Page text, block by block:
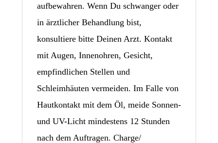
aufbewahren. Wenn Du schwanger oder
in ärztlicher Behandlung bist,
konsultiere bitte Deinen Arzt. Kontakt
mit Augen, Innenohren, Gesicht,
empfindlichen Stellen und
Schleimhäuten vermeiden. Im Falle von
Hautkontakt mit dem Öl, meide Sonnen-
und UV-Licht mindestens 12 Stunden
nach dem Auftragen. Charge/